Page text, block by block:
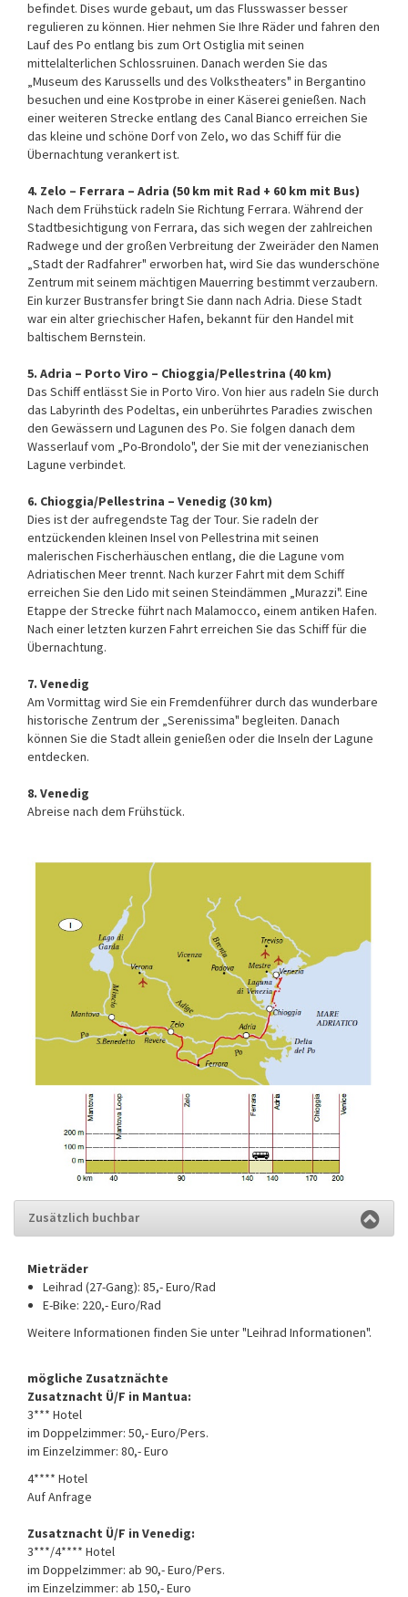
befindet. Dises wurde gebaut, um das Flusswasser besser
regulieren zu können. Hier nehmen Sie Ihre Räder und fahren den
Lauf des Po entlang bis zum Ort Ostiglia mit seinen
mittelalterlichen Schlossruinen. Danach werden Sie das
„Museum des Karussells und des Volkstheaters" in Bergantino
besuchen und eine Kostprobe in einer Käserei genießen. Nach
einer weiteren Strecke entlang des Canal Bianco erreichen Sie
das kleine und schöne Dorf von Zelo, wo das Schiff für die
Übernachtung verankert ist.
4. Zelo – Ferrara – Adria (50 km mit Rad + 60 km mit Bus)
Nach dem Frühstück radeln Sie Richtung Ferrara. Während der
Stadtbesichtigung von Ferrara, das sich wegen der zahlreichen
Radwege und der großen Verbreitung der Zweiräder den Namen
„Stadt der Radfahrer" erworben hat, wird Sie das wunderschöne
Zentrum mit seinem mächtigen Mauerring bestimmt verzaubern.
Ein kurzer Bustransfer bringt Sie dann nach Adria. Diese Stadt
war ein alter griechischer Hafen, bekannt für den Handel mit
baltischem Bernstein.
5. Adria – Porto Viro – Chioggia/Pellestrina (40 km)
Das Schiff entlässt Sie in Porto Viro. Von hier aus radeln Sie durch
das Labyrinth des Podeltas, ein unberührtes Paradies zwischen
den Gewässern und Lagunen des Po. Sie folgen danach dem
Wasserlauf vom „Po-Brondolo", der Sie mit der venezianischen
Lagune verbindet.
6. Chioggia/Pellestrina – Venedig (30 km)
Dies ist der aufregendste Tag der Tour. Sie radeln der
entzückenden kleinen Insel von Pellestrina mit seinen
malerischen Fischerhäuschen entlang, die die Lagune vom
Adriatischen Meer trennt. Nach kurzer Fahrt mit dem Schiff
erreichen Sie den Lido mit seinen Steindämmen „Murazzi". Eine
Etappe der Strecke führt nach Malamocco, einem antiken Hafen.
Nach einer letzten kurzen Fahrt erreichen Sie das Schiff für die
Übernachtung.
7. Venedig
Am Vormittag wird Sie ein Fremdenführer durch das wunderbare
historische Zentrum der „Serenissima" begleiten. Danach
können Sie die Stadt allein genießen oder die Inseln der Lagune
entdecken.
8. Venedig
Abreise nach dem Frühstück.
Zusätzlich buchbar
Mieträder
Leihrad (27-Gang): 85,- Euro/Rad
E-Bike: 220,- Euro/Rad
Weitere Informationen finden Sie unter "Leihrad Informationen".
mögliche Zusatznächte
Zusatznacht Ü/F in Mantua:
3*** Hotel
im Doppelzimmer: 50,- Euro/Pers.
im Einzelzimmer: 80,- Euro
4**** Hotel
Auf Anfrage
Zusatznacht Ü/F in Venedig:
3***/4**** Hotel
im Doppelzimmer: ab 90,- Euro/Pers.
im Einzelzimmer: ab 150,- Euro